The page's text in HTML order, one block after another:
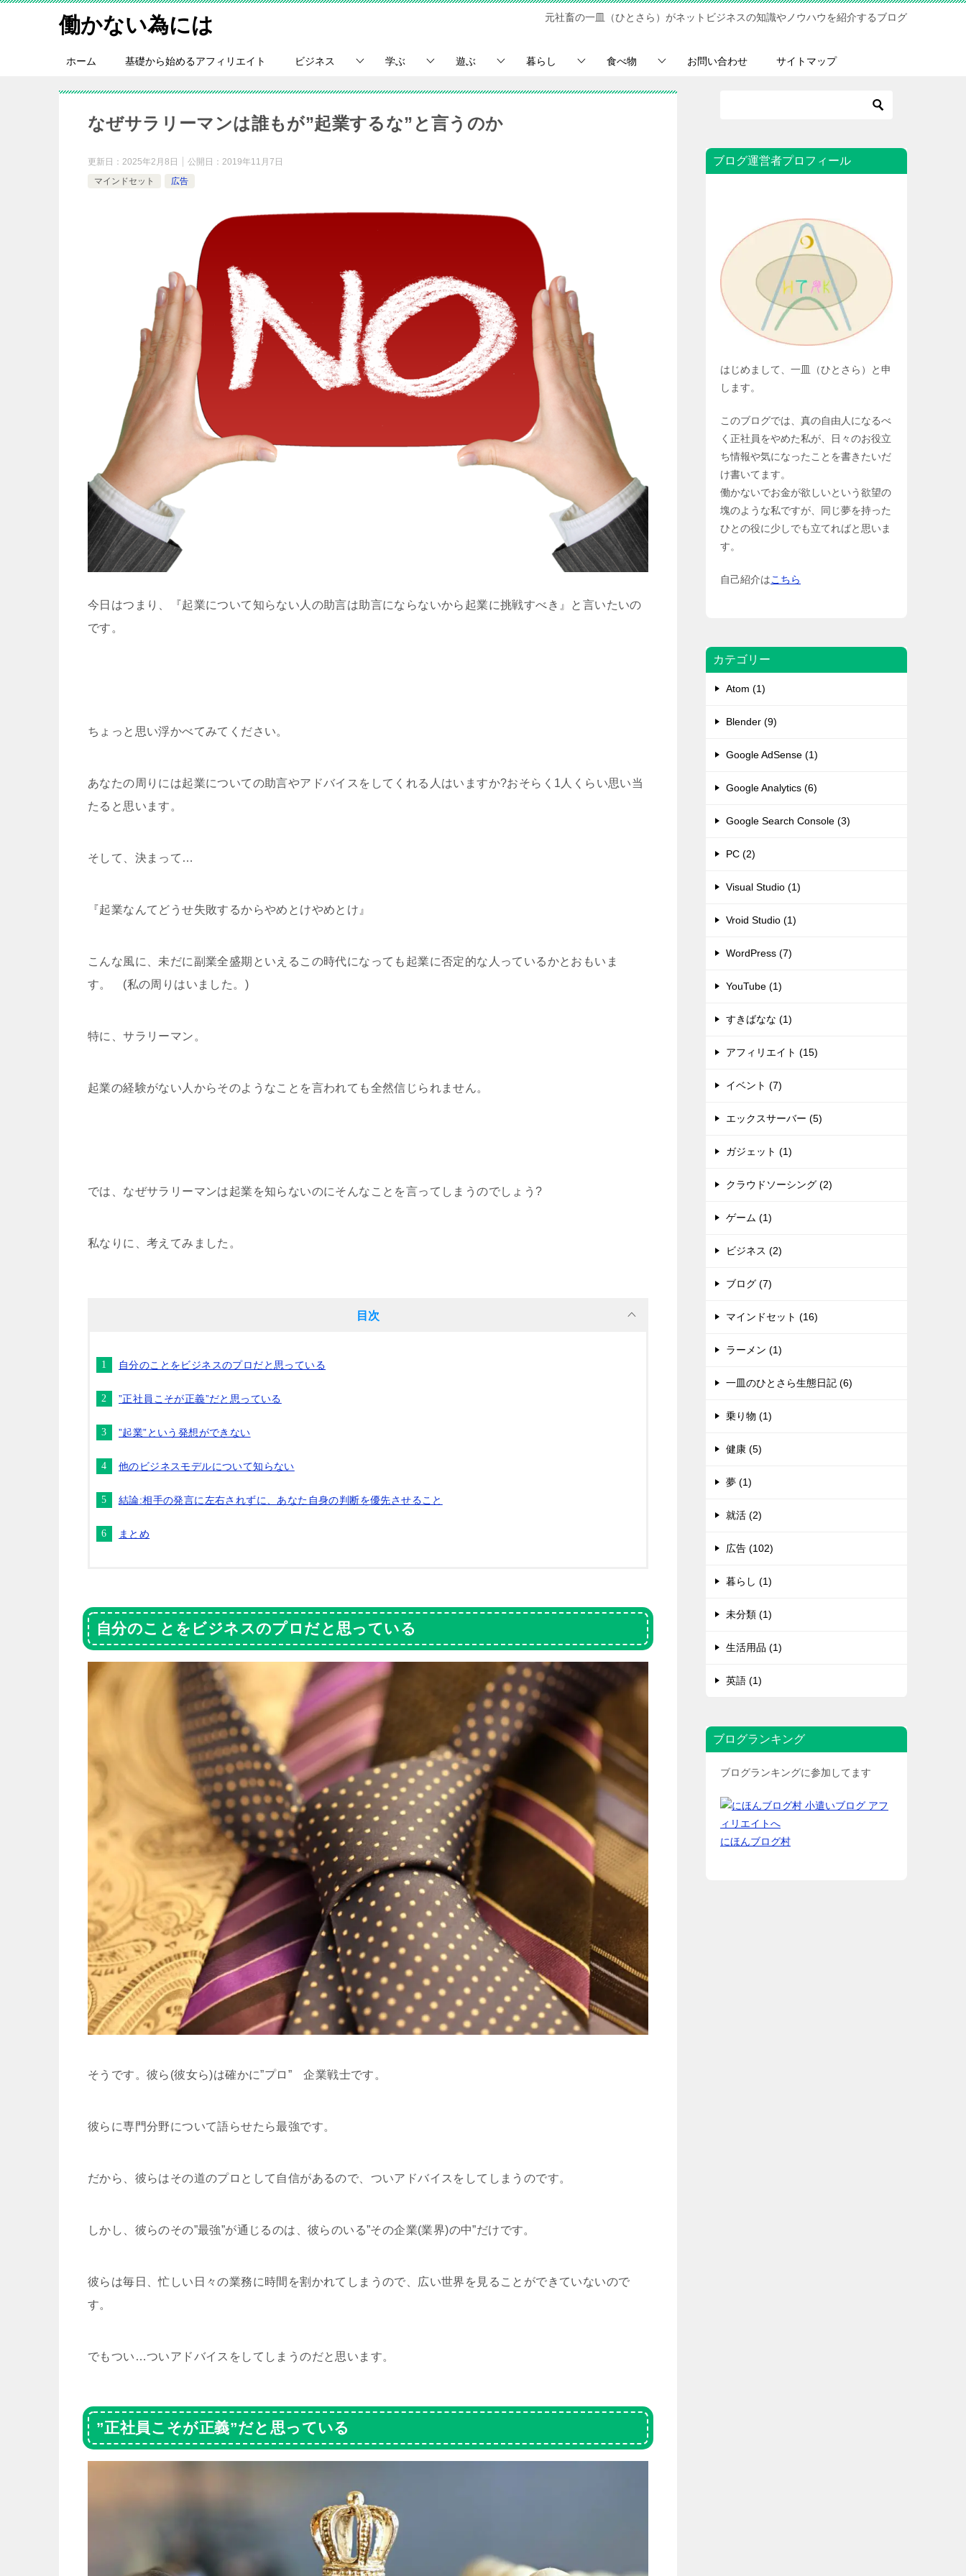
働かない為には 元社畜の一皿（ひとさら）がネットビジネスの知識やノウハウを紹介するブログ
ホーム 基礎から始めるアフィリエイト ビジネス 学ぶ 遊ぶ 暮らし 食べ物 お問い合わせ サイトマップ
なぜサラリーマンは誰もが”起業するな”と言うのか
更新日： 2025年2月8日 公開日： 2019年11月7日
マインドセット
広告
今日はつまり、『起業について知らない人の助言は助言にならないから起業に挑戦すべき』と言いたいの
です。
ちょっと思い浮かべてみてください。
あなたの周りには起業についての助言やアドバイスをしてくれる人はいますか?おそらく1人くらい思い当
たると思います。
そして、決まって…
『起業なんてどうせ失敗するからやめとけやめとけ』
こんな風に、未だに副業全盛期といえるこの時代になっても起業に否定的な人っているかとおもいま
す。 (私の周りはいました。)
特に、サラリーマン。
起業の経験がない人 からそのようなことを言われても全然信じられません。
では、なぜサラリーマンは起業を知らないのにそんなことを言ってしまうのでしょう?
私なりに、考えてみました。
目次
自分のことをビジネスのプロだと思っている
”正社員こそが正義”だと思っている
”起業”という発想ができない
他のビジネスモデルについて知らない
結論:相手の発言に左右されずに、あなた自身の判断を優先させること
まとめ
自分のことをビジネスのプロだと思っている
そうです。彼ら(彼女ら)は確かに”プロ” 企業戦士です。
彼らに専門分野について語らせたら最強です。
だから、彼らはその道のプロとして自信があるので、ついアドバイスをしてしまうのです。
しかし、彼らのその”最強”が通じるのは 、彼らのいる”その企業(業界)の中”だけです。
彼らは毎日、忙しい日々の業務に時間を割かれてしまうので、広い世界を見ることができていないので
す。
でもつい…ついアドバイスをしてしまうのだと思います。
”正社員こそが正義”だと思っている
ブログ運営者プロフィール
はじめまして、一皿（ひとさら）と申
します。
このブログでは、真の自由人になるべ
く正社員をやめた私が、日々のお役立
ち情報や気になったことを書きたいだ
け書いてます。
働かないでお金が欲しいという欲望の
塊のような私ですが、同じ夢を持った
ひとの役に少しでも立てればと思いま
す。
自己紹介はこちら
カテゴリー
Atom (1)
Blender (9)
Google AdSense (1)
Google Analytics (6)
Google Search Console (3)
PC (2)
Visual Studio (1)
Vroid Studio (1)
WordPress (7)
YouTube (1)
すきばなな (1)
アフィリエイト (15)
イベント (7)
エックスサーバー (5)
ガジェット (1)
クラウドソーシング (2)
ゲーム (1)
ビジネス (2)
ブログ (7)
マインドセット (16)
ラーメン (1)
一皿のひとさら生態日記 (6)
乗り物 (1)
健康 (5)
夢 (1)
就活 (2)
広告 (102)
暮らし (1)
未分類 (1)
生活用品 (1)
英語 (1)
ブログランキング
ブログランキングに参加してます
にほんブログ村